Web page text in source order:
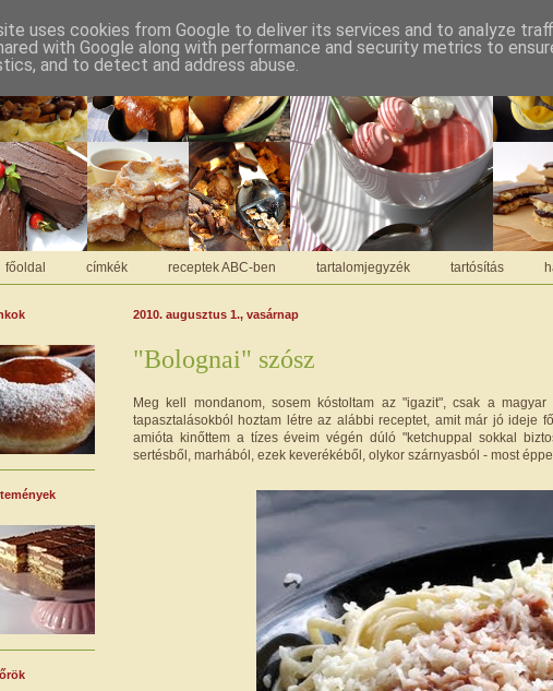
főoldal címkék receptek ABC-ben tartalomjegyzék tartósítás
2010. augusztus 1., vasárnap
"Bolognai" szósz
Meg kell mondanom, sosem kóstoltam az "igazit", csak a magyar
tapasztalásokból hoztam létre az alábbi receptet, amit már jó ideje
amióta kinőttem a tízes éveim végén dúló "ketchuppal sokkal
sertésből, marhából, ezek keverékéből, olykor szárnyasból - most
uses cookies from Google to deliver its services and to analyze
with Google along with performance and security metrics to
and to detect and address abuse.